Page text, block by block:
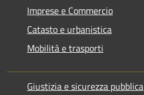
Imprese e Commercio
Catasto e urbanistica
Mobilità e trasporti
Giustizia e sicurezza pubblica